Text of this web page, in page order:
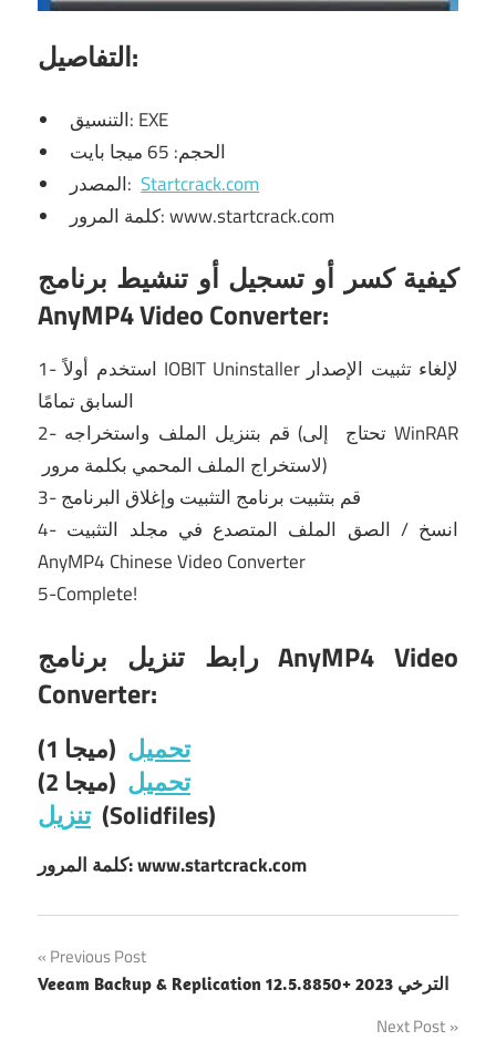
التفاصيل:
التنسيق: EXE
الحجم: 65 ميجا بايت
المصدر:Startcrack.com
كلمة المرور: www.startcrack.com
كيفية كسر أو تسجيل أو تنشيط برنامج
AnyMP4 Video Converter:
IOBIT Uninstaller لإلغاء تثبيت الإصدار
2- قم بتنزيل الملف واستخراجه (تحتاجإلى WinRAR
لاستخراج الملف المحمي بكلمة مرور)
3- قم بتثبيت برنامج التثبيت وإغلاق البرنامج
4- انسخ / الصق الملف المتصدع في مجلد التثبيت
AnyMP4 Chinese Video Converter
5-Complete!
رابط تنزيل برنامج AnyMP4 Video
Converter:
تحميل (ميجا 1)
تحميل (ميجا 2)
تنزيل(Solidfiles)
كلمة المرور: www.startcrack.com
Post
navigation
Previous Post
Veeam Backup & Replication 12.5.8850+ الترخي 2023
Next Post